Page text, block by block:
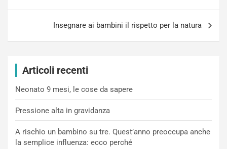
Insegnare ai bambini il rispetto per la natura
Articoli recenti
Neonato 9 mesi, le cose da sapere
Pressione alta in gravidanza
A rischio un bambino su tre. Quest’anno preoccupa anche
la semplice influenza: ecco perché